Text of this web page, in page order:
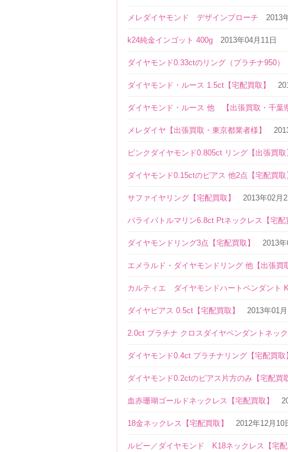
メレダイヤモンド デザインブローチ 2013
k24純金インゴット 400g 2013年04月11日
ダイヤモンド0.33ctのリング（プラチナ950）
ダイヤモンド・ルース 1.5ct【宅配買取】
ダイヤモンド・ルース 他 【出張買取・千葉
メレダイヤ【出張買取・東京都業者様】
ピンクダイヤモンド0.805ct リング【出張買取
ダイヤモンド0.15ctのピアス 他2点【宅配買取
サファイヤリング【宅配買取】 2013年02月
パライバトルマリン6.8ct Ptネックレス【宅配
ダイヤモンドリング3点【宅配買取】 2013年
エメラルド・ダイヤモンドリング 他【出張買
カルティエ ダイヤモンドハートペンダント
ダイヤピアス 0.5ct【宅配買取】 2013年01月
2.0ct プラチナ クロスダイヤペンダントネック
ダイヤモンド0.4ct プラチナリング【宅配買取
ダイヤモンド0.2ctのピアス片方のみ【宅配買
血赤珊瑚ゴールドネックレス【宅配買取】
18金ネックレス【宅配買取】 2012年12月10
ルビー／ダイヤモンド K18ネックレス【宅配